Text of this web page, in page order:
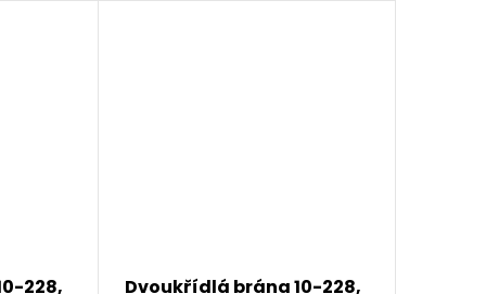
228,
Dvoukřídlá brána 10-228,